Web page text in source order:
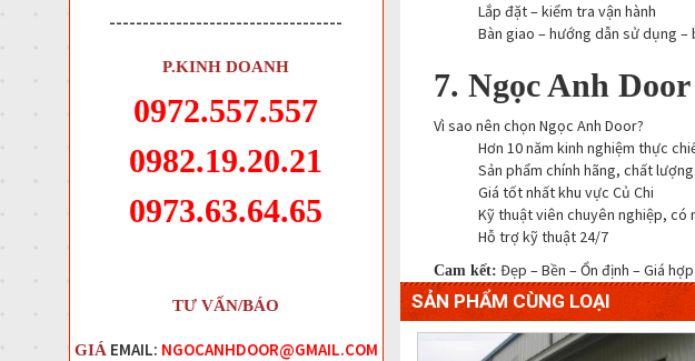
Lắp đặt – kiểm tra vận hành
Bàn giao – hướng dẫn sử dụng –
7. Ngọc Anh
Vì sao nên chọn Ngọc Anh Door?
Hơn 10 năm kinh nghiệm thực
Sản phẩm chính hãng, chất
Giá tốt nhất khu vực Củ Chi
Kỹ thuật viên chuyên nghiệp, có
Hỗ trợ kỹ thuật 24/7
Cam kết: Đẹp – Bền – Ổn định – Giá
SẢN PHẨM CÙNG LOẠI
-----------------------------------
P.KINH DOANH
0972.557.557
0982.19.20.21
0973.63.64.65
TƯ VẤN/BÁO
GIÁEMAIL: NGOCANHDOOR@GMAIL.COM